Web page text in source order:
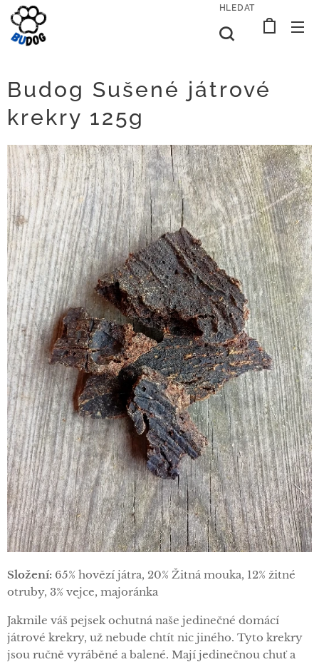
HLEDAT
Budog Sušené játrové
krekry 125g
Složení: 65% hovězí játra, 20% Žitná mouka, 12% žitné
otruby, 3% vejce, majoránka
Jakmile váš pejsek ochutná naše jedinečné domácí
játrové krekry, už nebude chtít nic jiného. Tyto krekry
jsou ručně vyráběné a balené. Mají jedinečnou chuť a